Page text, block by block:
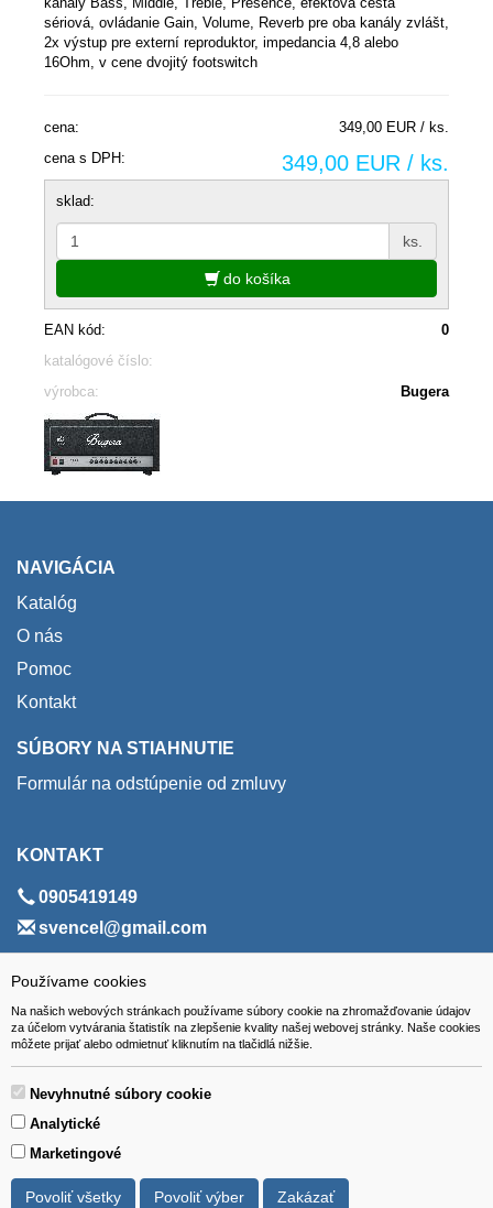
Používame cookies
Na našich webových stránkach používame súbory cookie na zhromažďovanie údajov
za účelom vytvárania štatistík na zlepšenie kvality našej webovej stránky. Naše cookies
môžete prijať alebo odmietnuť kliknutím na tlačidlá nižšie.
Nevyhnutné súbory cookie
Analytické
Marketingové
Povoliť všetky Povoliť výber Zakázať
sériová, ovládanie Gain, Volume, Reverb pre oba kanály zvlášt,
2x výstup pre externí reproduktor, impedancia 4,8 alebo
16Ohm, v cene dvojitý footswitch
cena:
349,00 EUR / ks.
cena s DPH:
349,00 EUR / ks.
sklad:
ks.
do košíka
EAN kód:
0
katalógové číslo:
výrobca:
Bugera
NAVIGÁCIA
Katalóg
O nás
Pomoc
Kontakt
SÚBORY NA STIAHNUTIE
Formulár na odstúpenie od zmluvy
KONTAKT
0905419149
svencel@gmail.com
ADRESA
VEST - tech s.r.o.
Hviezdoslavova 280/6, 965 01 Žiar nad Hronom
Slovakia (Slovak Republic)
Všetky ceny sú uvádzané vrátane DPH.